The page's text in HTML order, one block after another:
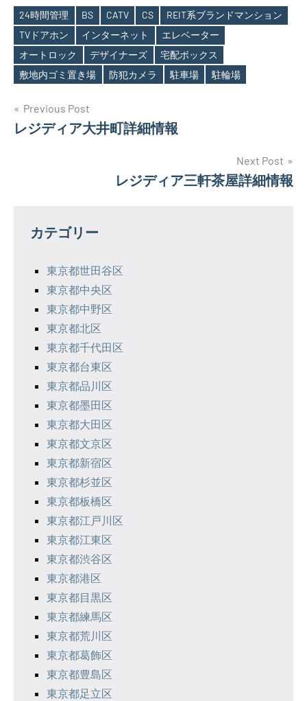
Tags
24時間管理 BS CATV CS
REIT系ブランドマンション
TVドアホン
インターネット
エレベーター
オートロック
デザイナーズ
宅配ボックス
敷地内ゴミ置き場
防犯カメラ 駐車場 駐輪場
投
稿
ー
Previous Post
レジディア大井町詳細情報
Next Post
レジディア三軒茶屋詳細情報
カテゴリー
東京都世田谷区
東京都中央区
東京都中野区
東京都北区
東京都千代田区
東京都台東区
東京都品川区
東京都墨田区
東京都大田区
東京都文京区
東京都新宿区
東京都杉並区
東京都板橋区
東京都江戸川区
東京都江東区
東京都渋谷区
東京都港区
東京都目黒区
東京都練馬区
東京都荒川区
東京都葛飾区
東京都豊島区
東京都足立区